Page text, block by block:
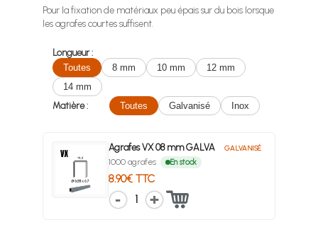
Pour la fixation de matériaux peu épais sur du bois lorsque
les agrafes courtes suffisent.
Longueur :
Toutes
8 mm 10 mm
12 mm
14 mm
Matière :
Toutes Galvanisé Inox
Agrafes VX 08 mm GALVA GALVANISÉ
1000 agrafes En stock
8.90€ TTC
1